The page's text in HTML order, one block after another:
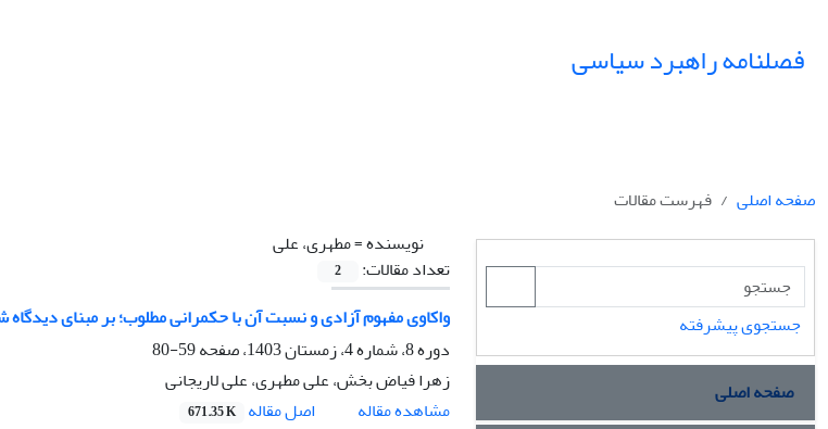
فصلنامه راهبرد سیاسی
صفحه اصلی
فهرست مقالات
نویسنده =مطهری، علی
تعداد مقالات:
2
واکاوی مفهوم آزادی و نسبت آن با حکمرانی مطلوب؛ بر مبنای
دوره 8، شماره 4، زمستان 1403، صفحه
59-80
زهرا فیاض بخش، علی مطهری، علی لاریجانی
مشاهده مقاله
اصل مقاله 671.35 K
جستجوی پیشرفته
صفحه اصلی